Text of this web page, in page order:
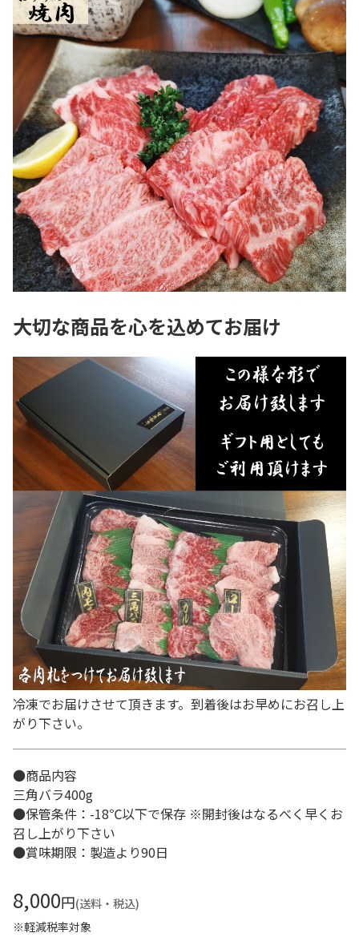
大切な商品を心を込めてお届け
冷凍でお届けさせて頂きます。到着後はお早めにお召し上
がり下さい。
●商品内容
三角バラ400g
●保管条件：-18℃以下で保存 ※開封後はなるべく早くお
召し上がり下さい
●賞味期限：製造より90日
8,000円(送料・税込)
※軽減税率対象